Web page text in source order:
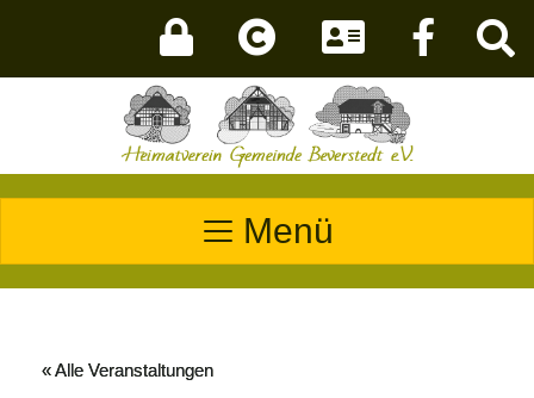
Menü
« Alle Veranstaltungen